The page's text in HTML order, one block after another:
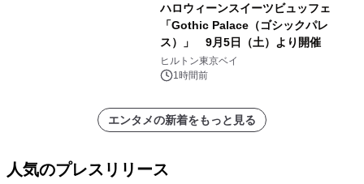
ハロウィーンスイーツビュッフェ
「Gothic Palace（ゴシックパレ
ス）」 9月5日（土）より開催
ヒルトン東京ベイ
1時間前
エンタメの新着をもっと見る
人気のプレスリリース